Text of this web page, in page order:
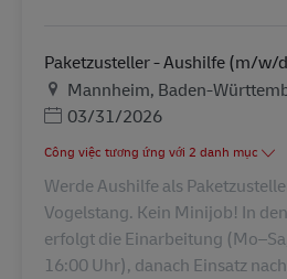
Paketzusteller - Aushilfe (m/w/
Địa điểm
Mannheim, Baden-
Posted Date
03/31/2026
Công việc tương ứng với 2 danh mục
Werde Aushilfe als
Vogelstang. Kein Minijob! In
erfolgt die Einarbeitung
16:00 Uhr), danach Einsatz